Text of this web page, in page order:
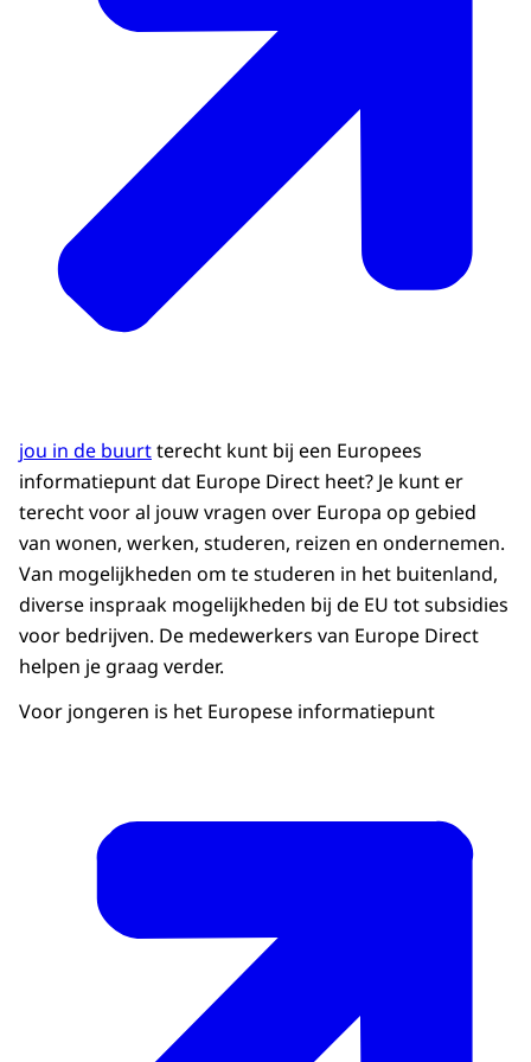
jou in de buurtterecht kunt bij een Europees
informatiepunt dat Europe Direct heet? Je kunt er
terecht voor al jouw vragen over Europa op gebied
van wonen, werken, studeren, reizen en ondernemen.
Van mogelijkheden om te studeren in het buitenland,
diverse inspraak mogelijkheden bij de EU tot subsidies
voor bedrijven. De medewerkers van Europe Direct
helpen je graag verder.
Voor jongeren is het Europese informatiepunt